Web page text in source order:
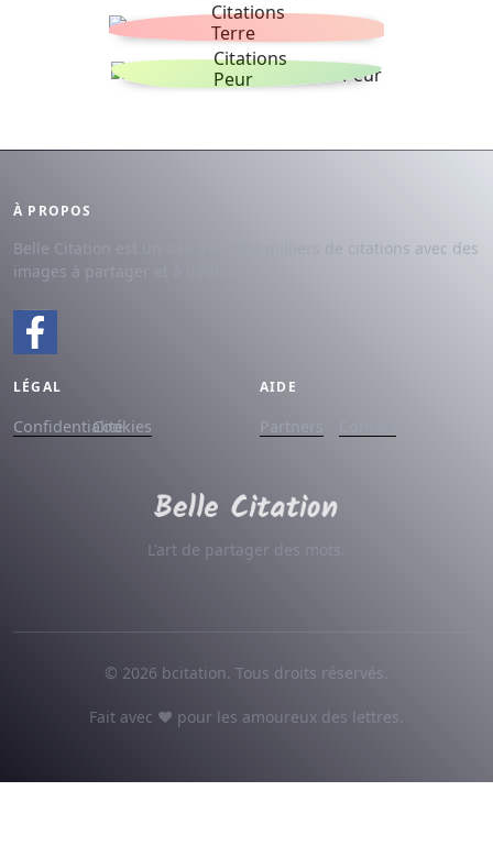
Citations
Terre
Citations
Peur
À PROPOS
Belle Citation est un site avec des milliers de citations avec des
images à partager et à dédier.
LÉGAL
ConfidentialitéCookies
AIDE
Partners
L'art de partager des mots.
© 2026 bcitation. Tous droits réservés.
Fait avec ♥ pour les amoureux des lettres.